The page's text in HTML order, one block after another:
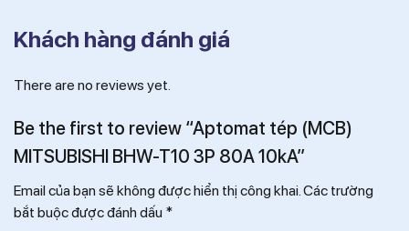
Khách hàng đánh giá
There are no reviews yet.
Be the first to review “Aptomat tép (MCB)
MITSUBISHI BHW-T10 3P 80A 10kA”
Email của bạn sẽ không được hiển thị công khai.Các trường
bắt buộc được đánh dấu *